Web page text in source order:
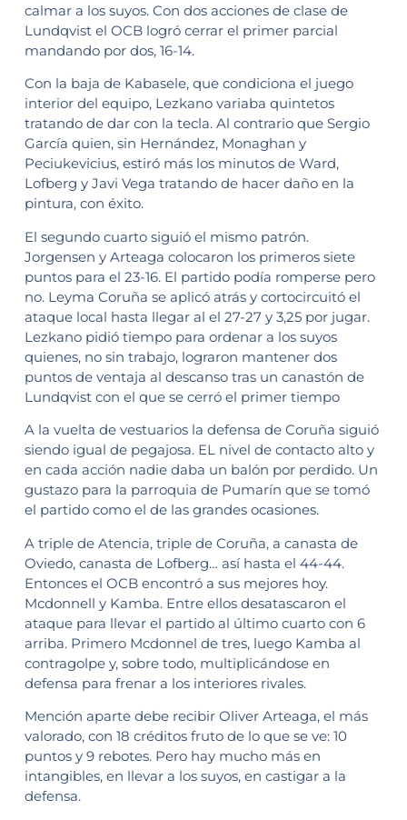
calmar a los suyos. Con dos acciones de clase de
Lundqvist el OCB logró cerrar el primer parcial
mandando por dos, 16-14.
Con la baja de Kabasele, que condiciona el juego
interior del equipo, Lezkano variaba quintetos
tratando de dar con la tecla. Al contrario que Sergio
García quien, sin Hernández, Monaghan y
Peciukevicius, estiró más los minutos de Ward,
Lofberg y Javi Vega tratando de hacer daño en la
pintura, con éxito.
El segundo cuarto siguió el mismo patrón.
Jorgensen y Arteaga colocaron los primeros siete
puntos para el 23-16. El partido podía romperse pero
no. Leyma Coruña se aplicó atrás y cortocircuitó el
ataque local hasta llegar al el 27-27 y 3,25 por jugar.
Lezkano pidió tiempo para ordenar a los suyos
quienes, no sin trabajo, lograron mantener dos
puntos de ventaja al descanso tras un canastón de
Lundqvist con el que se cerró el primer tiempo
A la vuelta de vestuarios la defensa de Coruña siguió
siendo igual de pegajosa. EL nivel de contacto alto y
en cada acción nadie daba un balón por perdido. Un
gustazo para la parroquia de Pumarín que se tomó
el partido como el de las grandes ocasiones.
A triple de Atencia, triple de Coruña, a canasta de
Oviedo, canasta de Lofberg… así hasta el 44-44.
Entonces el OCB encontró a sus mejores hoy.
Mcdonnell y Kamba. Entre ellos desatascaron el
ataque para llevar el partido al último cuarto con 6
arriba. Primero Mcdonnel de tres, luego Kamba al
contragolpe y, sobre todo, multiplicándose en
defensa para frenar a los interiores rivales.
Mención aparte debe recibir Oliver Arteaga, el más
valorado, con 18 créditos fruto de lo que se ve: 10
puntos y 9 rebotes. Pero hay mucho más en
intangibles, en llevar a los suyos, en castigar a la
defensa.